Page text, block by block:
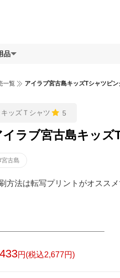
品
一覧 アイラブ宮古島キッズTシャツピ
キッズＴシャツ 5
イラブ宮古島キッズ
宮古島
方法は転写プリントがオススメ
円(税込2,677円)